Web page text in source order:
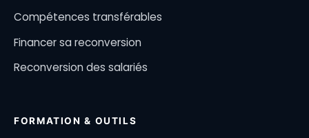
Compétences transférables
Financer sa reconversion
Reconversion des salariés
FORMATION & OUTILS